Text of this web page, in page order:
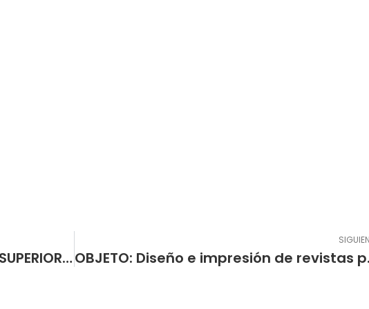
MAESTRO DE LA ESCUELA NORMAL SUPERIOR DE PASTO EN LA NOCHE DE LOS MEJORES 2021 OBJETO: Diseño e impresión de